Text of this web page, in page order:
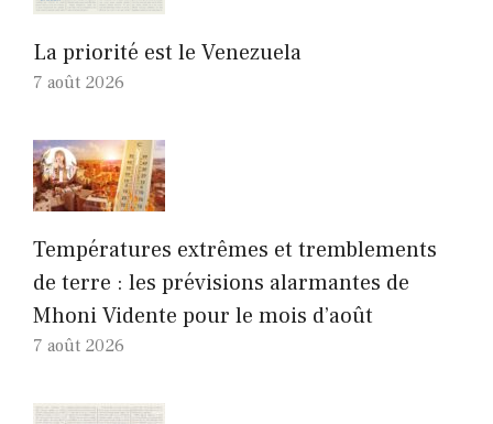
La priorité est le Venezuela
7 août 2026
Températures extrêmes et tremblements
de terre : les prévisions alarmantes de
Mhoni Vidente pour le mois d’août
7 août 2026